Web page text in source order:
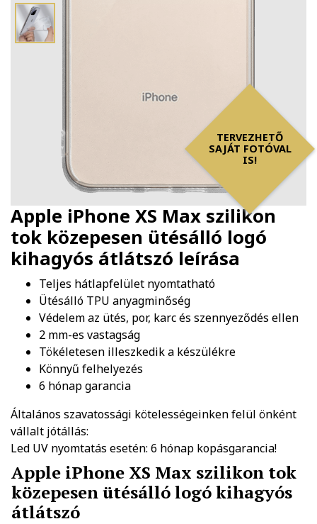
TERVEZHETŐ
SAJÁT FOTÓVAL
IS!
Apple iPhone XS Max szilikon
tok közepesen ütésálló logó
kihagyós átlátszó leírása
Teljes hátlapfelület nyomtatható
Ütésálló TPU anyagminőség
Védelem az ütés, por, karc és szennyeződés ellen
2 mm-es vastagság
Tökéletesen illeszkedik a készülékre
Könnyű felhelyezés
6 hónap garancia
Általános szavatossági kötelességeinken felül önként
vállalt jótállás:
Led UV nyomtatás esetén: 6 hónap kopásgarancia!
Apple iPhone XS Max szilikon tok
közepesen ütésálló logó kihagyós
átlátszó